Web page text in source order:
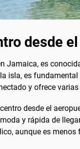
desde
Jamaica, es
isla, es
y ofrece
desde el
y rápida de
aunque es menos